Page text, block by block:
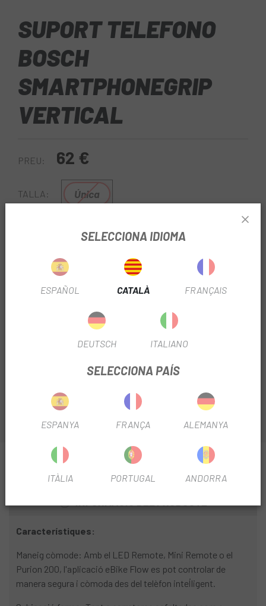
SUPORT TELEFONO
BOSCH
SMARTPHONEGRIP
VERTICAL
PREU: 62 €
TALLA: Única
Negre
DX13EB13100019
Sense Stock
AVISA'M QUAN ESTIGUI DISPONIBLE
Suport Telèfon Bosch SmartphoneGrip
que et presentem aEscapa converteix el telèfon
intel·ligent en una pantalla d'eBike en format vertical .
INFORMACIÓ SOBRE SUPORT TELEFONO BOSCH
SMARTPHONEGRIP VERTICAL
Característiques:
Maneig còmode: Amb el LED Remote, Mini Remote o el
Purion 200, l'aplicació eBike Flow es pot controlar de
manera segura i còmoda des del telèfon intel·ligent.
SELECCIONA IDIOMA
ESPAÑOL CATALÀ FRANÇAIS
DEUTSCH ITALIANO
SELECCIONA PAÍS
ESPANYA FRANÇA ALEMANYA
ITÀLIA PORTUGAL ANDORRA